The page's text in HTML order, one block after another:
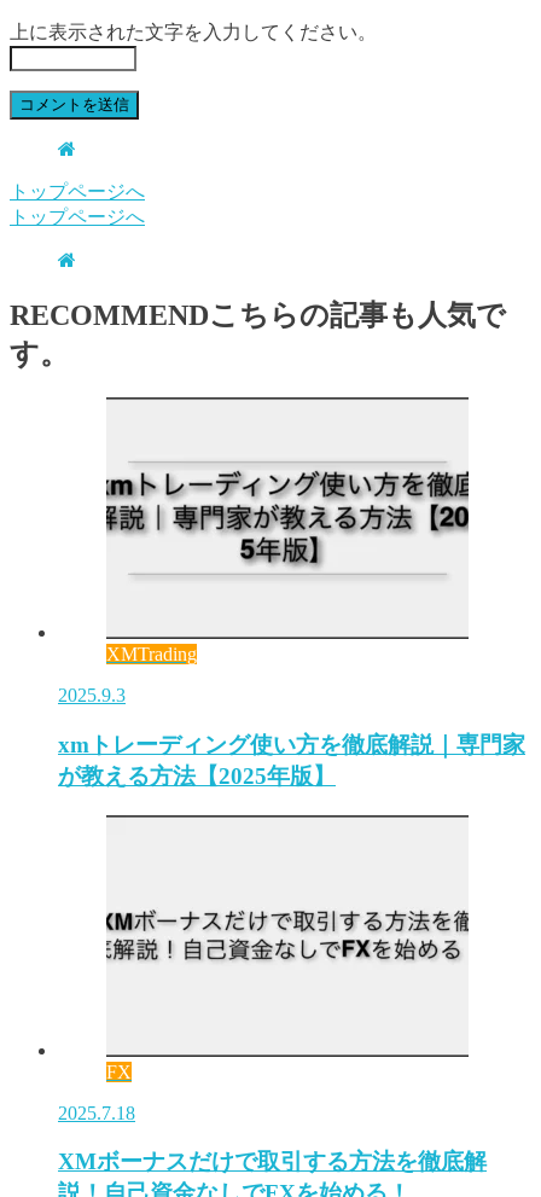
上に表示された文字を入力してください。
トップページへ
トップページへ
RECOMMENDこちらの記事も人気で
す。
XMTrading
2025.9.3
xmトレーディング使い方を徹底解説｜専門家
が教える方法【2025年版】
FX
2025.7.18
XMボーナスだけで取引する方法を徹底解